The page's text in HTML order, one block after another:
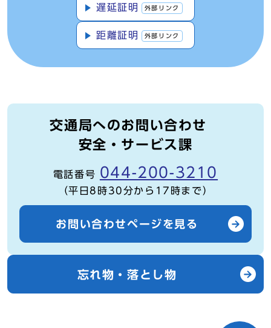
遅延証明 外部リンク
距離証明 外部リンク
交通局へのお問い合わせ
安全・サービス課
電話番号 044-200-3210
（平日8時30分から17時まで）
お問い合わせページを見る
忘れ物・落とし物